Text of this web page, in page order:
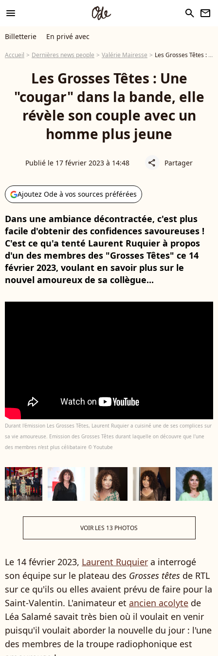
menu search newsletter
Billetterie En privé avec
Accueil Dernières news people Valérie Mairesse Les Grosses Têtes : Une "cougar" dans la bande, elle révèle son couple avec un homme plus jeune
Les Grosses Têtes : Une
"cougar" dans la bande, elle
révèle son couple avec un
homme plus jeune
Publié le 17 février 2023 à 14:48 share Partager
Ajoutez Ode à vos sources préférées
Dans une ambiance décontractée, c'est plus
facile d'obtenir des confidences savoureuses !
C'est ce qu'a tenté Laurent Ruquier à propos
d'un des membres des "Grosses Têtes" ce 14
février 2023, voulant en savoir plus sur le
nouvel amoureux de sa collègue...
Durant l'émission Les Grosses Têtes, Laurent Ruquier a cuisiné une de ses complices sur
sa vie amoureuse. Emission des Grosses Têtes durant laquelle on découvre que l'une
des membres n'est plus célibataire © Youtube
VOIR LES 13 PHOTOS
Le 14 février 2023, Laurent Ruquier a interrogé
son équipe sur le plateau des Grosses têtes de RTL
sur ce qu'ils ou elles avaient prévu de faire pour la
Saint-Valentin. L'animateur et ancien acolyte de
Léa Salamé savait très bien où il voulait en venir
puisqu'il voulait aborder la nouvelle du jour : l'une
des membres de la troupe radiophonique est